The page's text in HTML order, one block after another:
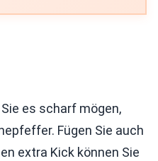
es scharf mögen,
Fügen Sie auch
extra Kick können Sie